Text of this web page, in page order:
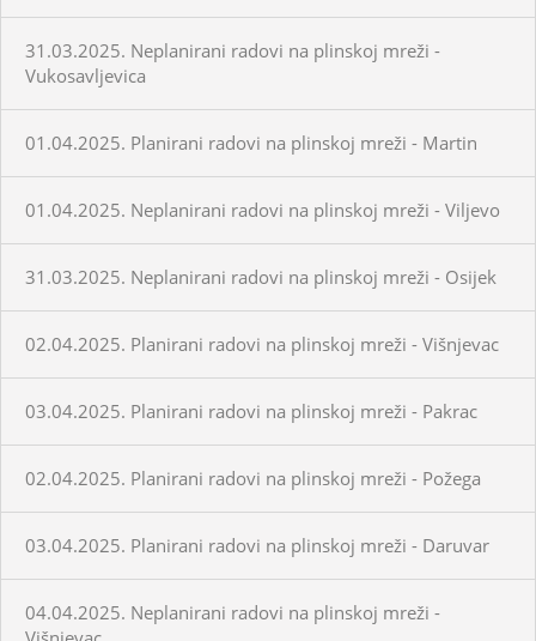
31.03.2025. Neplanirani radovi na plinskoj mreži -
Vukosavljevica
01.04.2025. Planirani radovi na plinskoj mreži - Martin
01.04.2025. Neplanirani radovi na plinskoj mreži - Viljevo
31.03.2025. Neplanirani radovi na plinskoj mreži - Osijek
02.04.2025. Planirani radovi na plinskoj mreži - Višnjevac
03.04.2025. Planirani radovi na plinskoj mreži - Pakrac
02.04.2025. Planirani radovi na plinskoj mreži - Požega
03.04.2025. Planirani radovi na plinskoj mreži - Daruvar
04.04.2025. Neplanirani radovi na plinskoj mreži -